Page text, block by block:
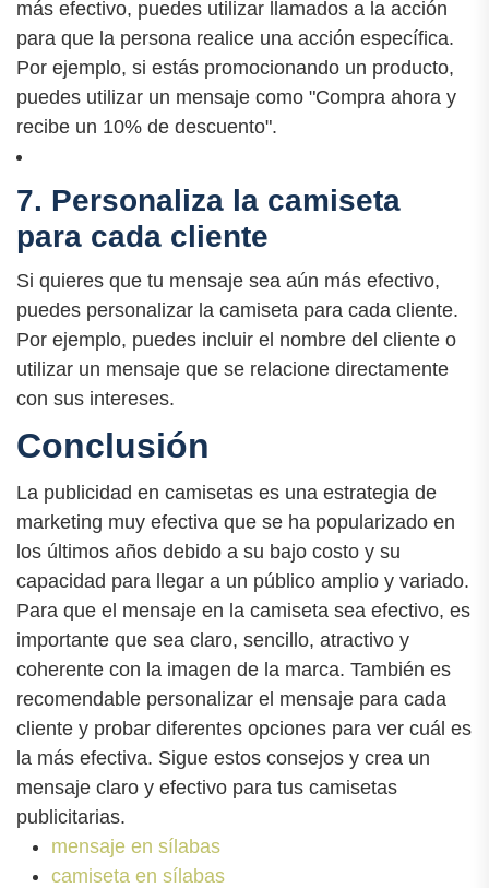
más efectivo, puedes utilizar llamados a la acción
para que la persona realice una acción específica.
Por ejemplo, si estás promocionando un producto,
puedes utilizar un mensaje como "Compra ahora y
recibe un 10% de descuento".
7. Personaliza la camiseta
para cada cliente
Si quieres que tu mensaje sea aún más efectivo,
puedes personalizar la camiseta para cada cliente.
Por ejemplo, puedes incluir el nombre del cliente o
utilizar un mensaje que se relacione directamente
con sus intereses.
Conclusión
La publicidad en camisetas es una estrategia de
marketing muy efectiva que se ha popularizado en
los últimos años debido a su bajo costo y su
capacidad para llegar a un público amplio y variado.
Para que el mensaje en la camiseta sea efectivo, es
importante que sea claro, sencillo, atractivo y
coherente con la imagen de la marca. También es
recomendable personalizar el mensaje para cada
cliente y probar diferentes opciones para ver cuál es
la más efectiva. Sigue estos consejos y crea un
mensaje claro y efectivo para tus camisetas
publicitarias.
mensaje en sílabas
camiseta en sílabas